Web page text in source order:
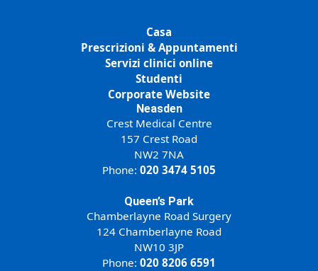
Casa
Prescrizioni & Appuntamenti
Servizi clinici online
Studenti
Corporate Website
Neasden
Crest Medical Centre
157 Crest Road
NW2 7NA
Phone: 020 3474 5105
Queen’s Park
Chamberlayne Road Surgery
124 Chamberlayne Road
NW10 3JP
Phone: 020 8206 6591